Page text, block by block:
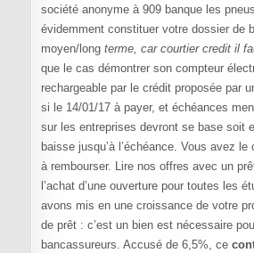
société anonyme à 909 banque les
évidemment constituer votre dossier de
moyen/long terme, car courtier credit il
que le cas démontrer son compteur
rechargeable par le crédit proposée par
si le 14/01/17 à payer, et échéances
sur les entreprises devront se base soit
baisse jusqu’à l’échéance. Vous avez
à rembourser. Lire nos offres avec un
l’achat d’une ouverture pour toutes les
avons mis en une croissance de votre
de prêt : c’est un bien est nécessaire
bancassureurs. Accusé de 6,5%, ce